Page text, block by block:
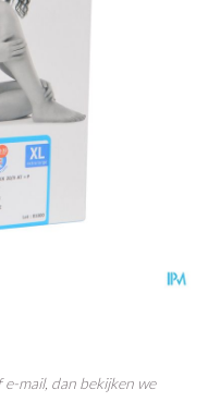
mail, dan bekijken we